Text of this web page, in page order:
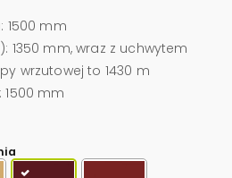
1500 mm
1350 mm, wraz z uchwytem
wrzutowej to 1430 m
1500 mm